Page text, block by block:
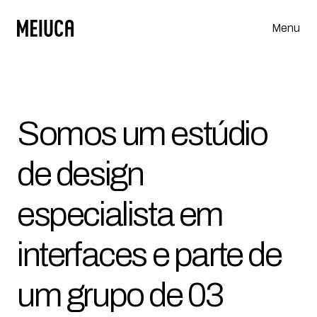
Somos um estúdio
de design
especialista em
interfaces e parte de
um grupo de 03
Menu